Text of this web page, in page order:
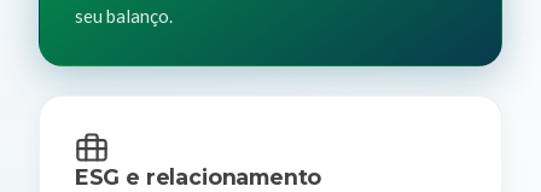
seu balanço.
ESG e relacionamento